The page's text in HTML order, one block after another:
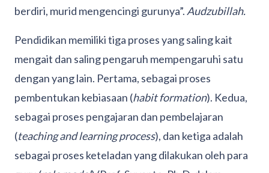
berdiri, murid mengencingi gurunya”. Audzubillah.
Pendidikan memiliki tiga proses yang saling kait
mengait dan saling pengaruh mempengaruhi satu
dengan yang lain. Pertama, sebagai proses
pembentukan kebiasaan (habit formation). Kedua,
sebagai proses pengajaran dan pembelajaran
(teaching and learning process), dan ketiga adalah
sebagai proses keteladan yang dilakukan oleh para